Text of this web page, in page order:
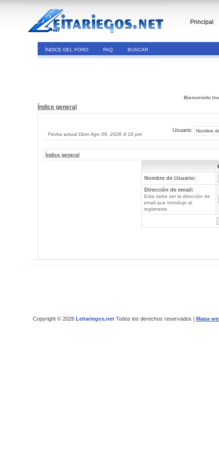
Principal
ÍNDICE DEL FORO FAQ BUSCAR
Bienvenido
Índice general
Fecha actual Dom Ago 09, 2026 4:18 pm
Usuario:
Índice general
Nombre de Usuario:
Dirección de email:
Esta debe ser la dirección de
email que introdujo al
registrarse.
Copyright © 2026 Leitariegos.netTodos los derechos reservados | Mapa